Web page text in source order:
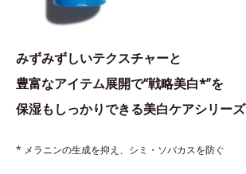
みずみずしいテクスチャーと
豊富なアイテム展開で“戦略美白*”を
保湿もしっかりできる美白ケアシリーズ
* メラニンの生成を抑え、シミ・ソバカスを防ぐ